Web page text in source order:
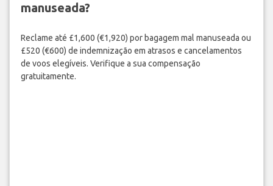
manuseada?
Reclame até £1,600 (€1,920) por bagagem mal manuseada ou
£520 (€600) de indemnização em atrasos e cancelamentos
de voos elegíveis. Verifique a sua compensação
gratuitamente.